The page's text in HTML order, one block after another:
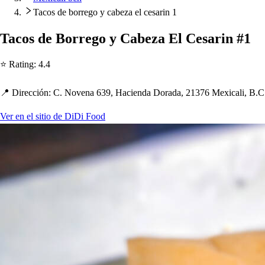
Tacos de borrego y cabeza el cesarin 1
Tacos de Borrego y Cabeza El Cesarin #1
⭐ Rating: 4.4
📍 Dirección: C. Novena 639, Hacienda Dorada, 21376 Mexicali,
Ver en el sitio de DiDi Food